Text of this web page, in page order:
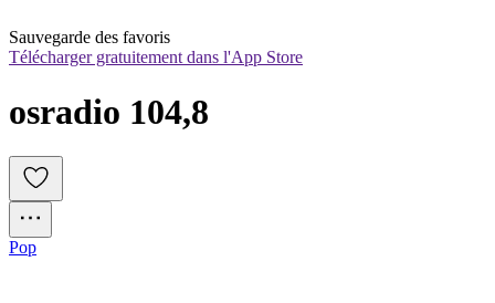
Sauvegarde des favoris
Télécharger gratuitement dans l'App Store
osradio 104,8
Pop